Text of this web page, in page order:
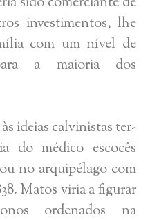
investimentos, lhe
com um nível de
a maioria dos
ideias calvinistas ter-
do médico escocês
no arquipélago com
Matos viria a figurar
ordenados na